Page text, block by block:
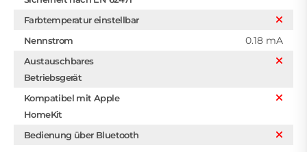
Farbtemperatur einstellbar
Nennstrom
0.18 mA
Austauschbares
Betriebsgerät
Kompatibel mit Apple
HomeKit
Bedienung über Bluetooth